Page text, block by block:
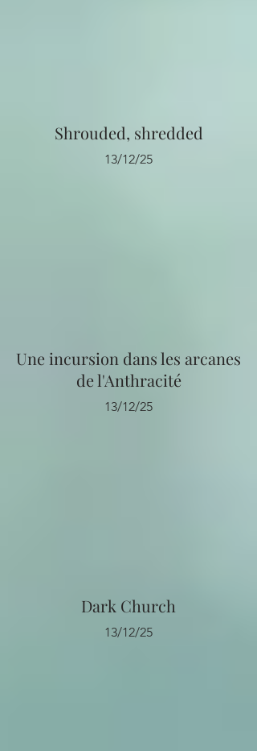
Shrouded, shredded
13/12/25
Une incursion dans les arcanes
de l'Anthracité
13/12/25
Dark Church
13/12/25